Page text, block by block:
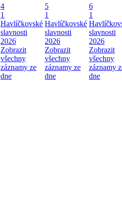
4
1
Havlíčkovské
slavnosti
2026
Zobrazit
všechny
záznamy ze
dne
5
1
Havlíčkovské
slavnosti
2026
Zobrazit
všechny
záznamy ze
dne
6
1
slavnosti
2026
Zobrazit
všechny
záznamy
dne